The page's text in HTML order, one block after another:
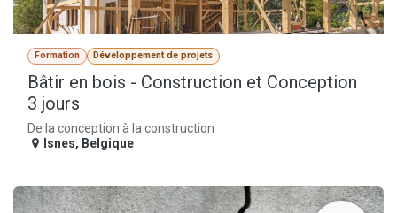
Formation Développement de projets
Bâtir en bois - Construction et Conception
3 jours
De la conception à la construction
Isnes, Belgique